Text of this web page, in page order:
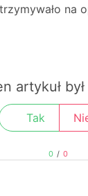
na
artykuł
Tak
0 / 0